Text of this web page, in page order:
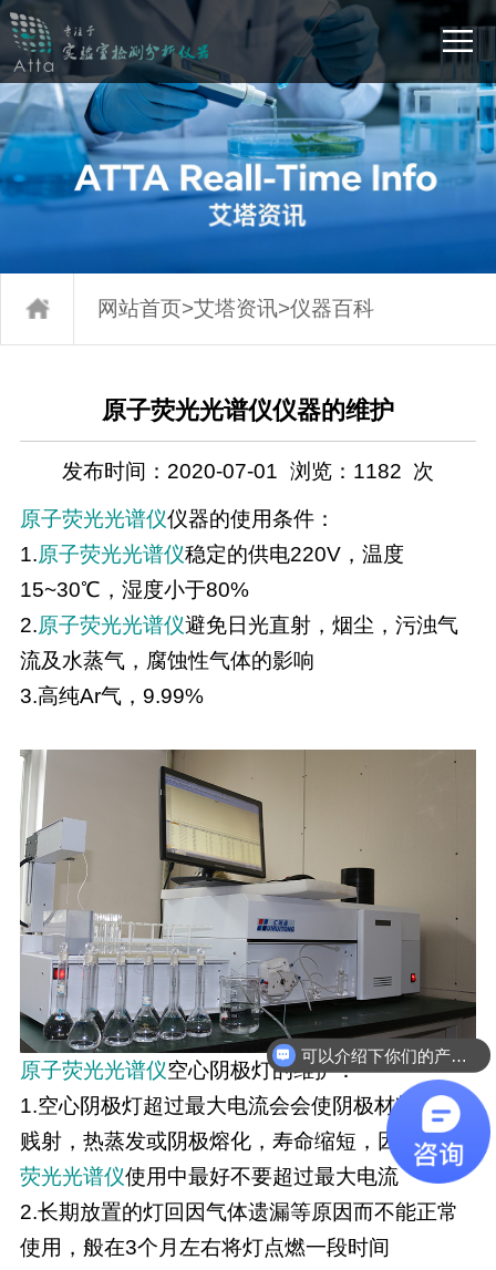
网站首页>艾塔资讯>仪器百科
原子荧光光谱仪仪器的维护
发布时间：2020-07-01 浏览： 1182 次
原子荧光光谱仪仪器的使用条件：
1.原子荧光光谱仪稳定的供电220V，温度
15~30℃，湿度小于80%
2.原子荧光光谱仪避免日光直射，烟尘，污浊气
流及水蒸气，腐蚀性气体的影响
3.高纯Ar气，9.99%
原子荧光光谱仪空心阴极灯的维护：
1.空心阴极灯超过最大电流会会使阴极材料大量
贱射，热蒸发或阴极熔化，寿命缩短，因此原子
荧光光谱仪使用中最好不要超过最大电流
2.长期放置的灯回因气体遗漏等原因而不能正常
使用，般在3个月左右将灯点燃一段时间
可以介绍下你们的产品么